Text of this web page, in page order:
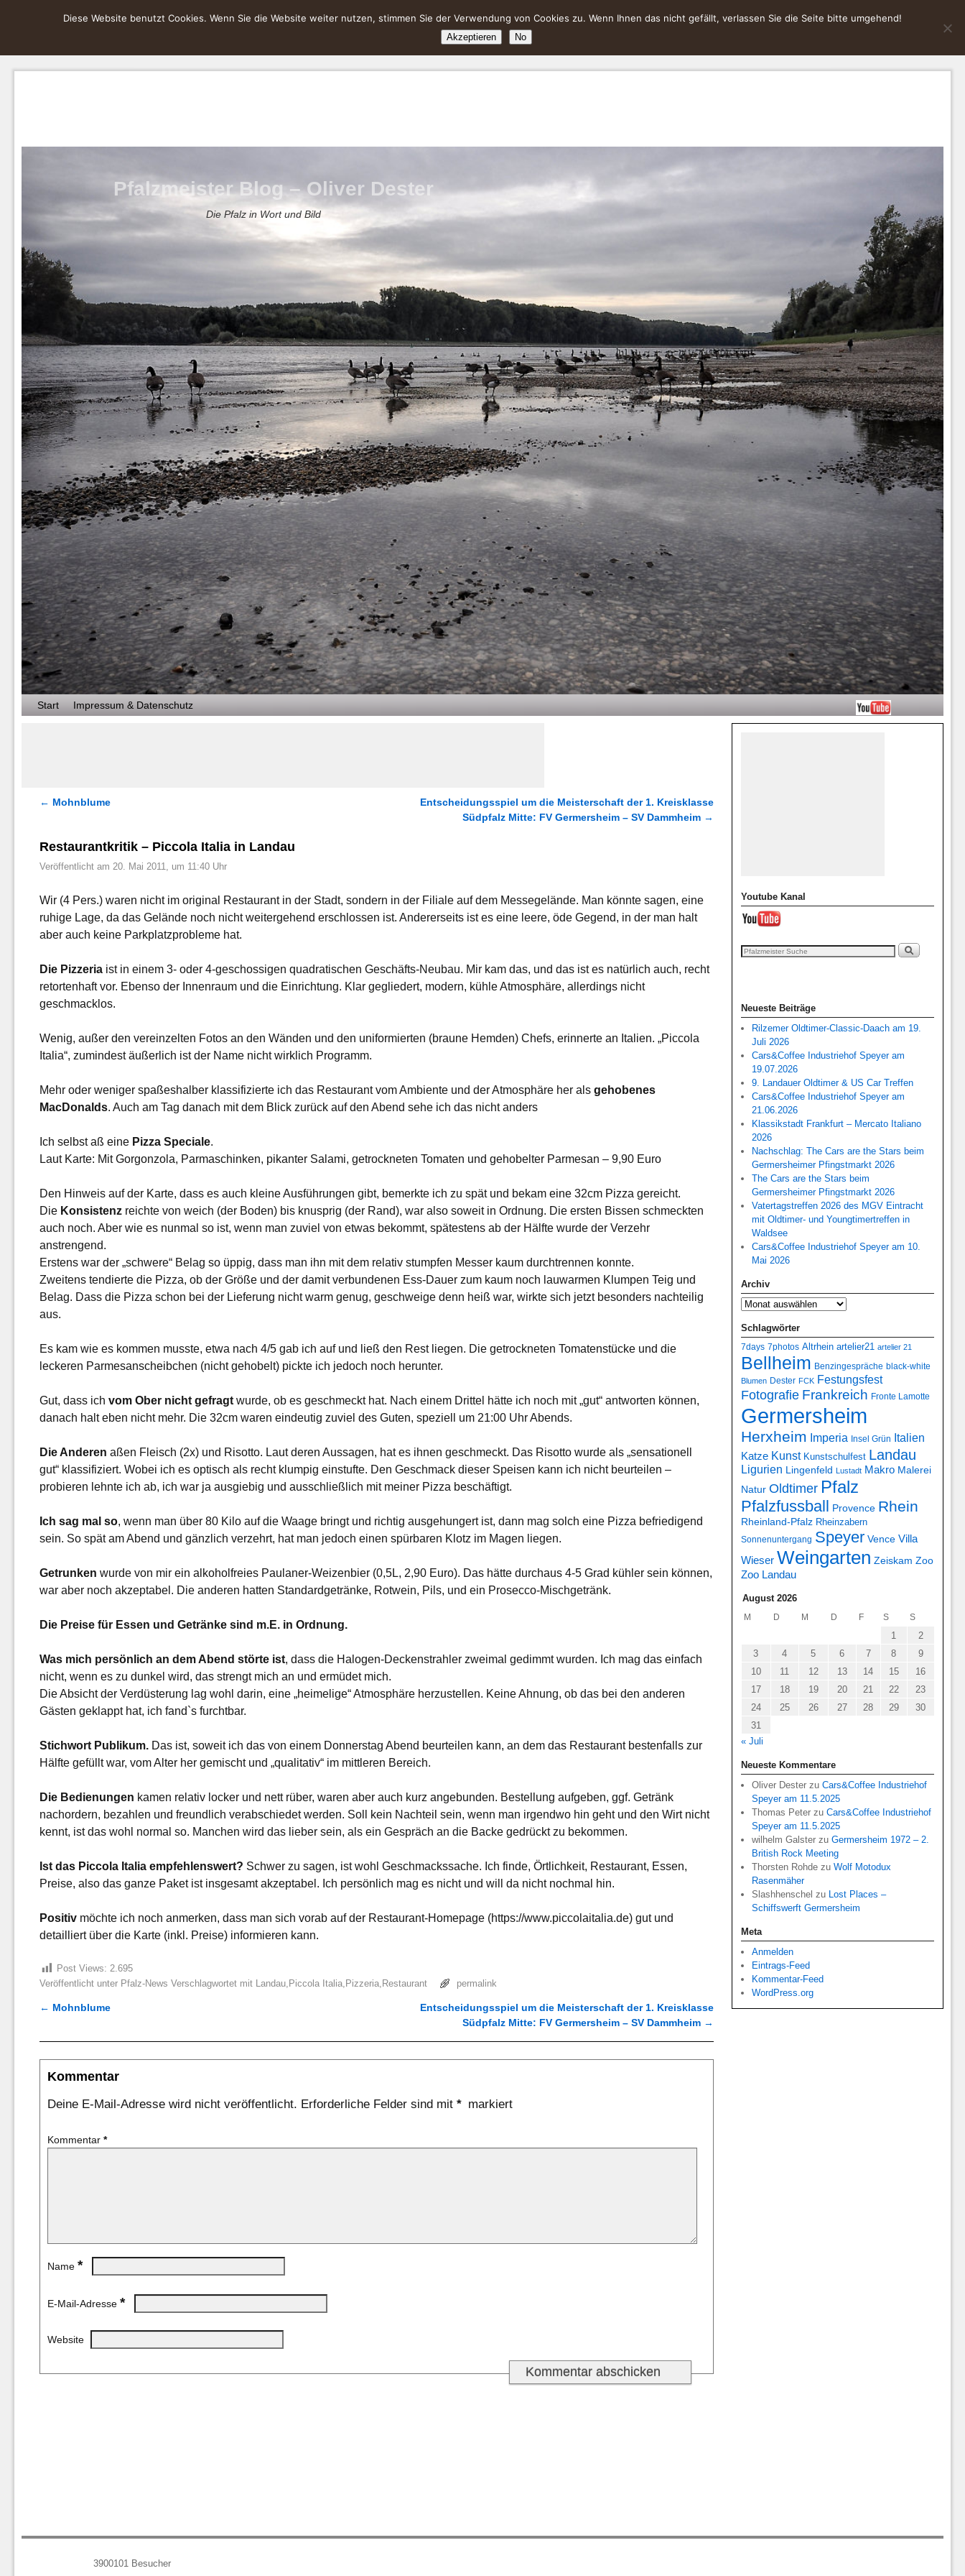
Pfalzmeister Blog – Oliver Dester
Die Pfalz in Wort und Bild
Zum Inhalt wechseln
Zum sekundären Inhalt wechseln
Start Impressum & Datenschutz
Artikelnavigation
← Mohnblume
Entscheidungsspiel um die Meisterschaft der 1. Kreisklasse
Südpfalz Mitte: FV Germersheim – SV Dammheim →
Restaurantkritik – Piccola Italia in Landau
Veröffentlicht am 20. Mai 2011, um 11:40 Uhr
Wir (4 Pers.) waren nicht im original Restaurant in der Stadt, sondern in der Filiale auf dem Messegelände. Man könnte sagen, eine
ruhige Lage, da das Gelände noch nicht weitergehend erschlossen ist. Andererseits ist es eine leere, öde Gegend, in der man halt
aber auch keine Parkplatzprobleme hat.
Die Pizzeria ist in einem 3- oder 4-geschossigen quadratischen Geschäfts-Neubau. Mir kam das, und das ist es natürlich auch, recht
retortenhaft vor. Ebenso der Innenraum und die Einrichtung. Klar gegliedert, modern, kühle Atmosphäre, allerdings nicht
geschmacklos.
Wenig, außer den vereinzelten Fotos an den Wänden und den uniformierten (braune Hemden) Chefs, erinnerte an Italien. „Piccola
Italia“, zumindest äußerlich ist der Name nicht wirklich Programm.
Mehr oder weniger spaßeshalber klassifizierte ich das Restaurant vom Ambiente und der Atmosphäre her als gehobenes
MacDonalds. Auch am Tag danach mit dem Blick zurück auf den Abend sehe ich das nicht anders
Ich selbst aß eine Pizza Speciale.
Laut Karte: Mit Gorgonzola, Parmaschinken, pikanter Salami, getrockneten Tomaten und gehobelter Parmesan – 9,90 Euro
Den Hinweis auf der Karte, dass es auch kleine Ausführungen gibt, bemerkte ich zu spät und bekam eine 32cm Pizza gereicht.
Die Konsistenz reichte von weich (der Boden) bis knusprig (der Rand), war also soweit in Ordnung. Die ersten Bissen schmeckten
auch noch. Aber wie es nunmal so ist, wenn man zuviel von etwas bekommt, spätestens ab der Hälfte wurde der Verzehr
anstrengend.
Erstens war der „schwere“ Belag so üppig, dass man ihn mit dem relativ stumpfen Messer kaum durchtrennen konnte.
Zweitens tendierte die Pizza, ob der Größe und der damit verbundenen Ess-Dauer zum kaum noch lauwarmen Klumpen Teig und
Belag. Dass die Pizza schon bei der Lieferung nicht warm genug, geschweige denn heiß war, wirkte sich jetzt besonders nachteilig
aus.
Es kam wie es kommen musste, etwa nach 4/5 gab ich auf und ließ den Rest liegen. Die getrockneten Tomatenstücke und die
leckeren Parmesanscheibchen (nicht gehobelt) pickte ich jedoch noch herunter.
Gut, dass ich vom Ober nicht gefragt wurde, ob es geschmeckt hat. Nach einem Drittel hätte ich noch mit „gut“ antworten können,
danach halt eben nicht mehr. Die 32cm waren eindeutig zuviel des Guten, speziell um 21:00 Uhr Abends.
Die Anderen aßen Fleisch (2x) und Risotto. Laut deren Aussagen, hat es ihnen geschmeckt. Das Risotto wurde als „sensationell
gut“ klassifiziert. Wobei ich es optisch als recht klumpig einstufte. Den Geschmack dieser Speisen kann ich nicht beurteilen –
probieren lehnte ich ab, ich war ja ausgiebig und ausschließlich mit meiner Pizza beschäftigt.
Ich sag mal so, wenn man über 80 Kilo auf die Waage bringt und richtig ausgehungert ist, dann mag solch eine Pizza befriedigend
sein. So spät am Abend und gänzlich verzehrt, hat man jedoch einen spürbaren Klotz im Magen liegen.
Getrunken wurde von mir ein alkoholfreies Paulaner-Weizenbier (0,5L, 2,90 Euro). Das hätte durchaus 4-5 Grad kühler sein können,
war aber noch akzeptabel. Die anderen hatten Standardgetränke, Rotwein, Pils, und ein Prosecco-Mischgetränk.
Die Preise für Essen und Getränke sind m.E. in Ordnung.
Was mich persönlich an dem Abend störte ist, dass die Halogen-Deckenstrahler zweimal gedimmt wurden. Ich mag das einfach
nicht, wenn es zu dunkel wird, das strengt mich an und ermüdet mich.
Die Absicht der Verdüsterung lag wohl darin, eine „heimelige“ Atmosphäre herzustellen. Keine Ahnung, ob das bei den anderen
Gästen geklappt hat, ich fand`s furchtbar.
Stichwort Publikum. Das ist, soweit ich das von einem Donnerstag Abend beurteilen kann, an dem das Restaurant bestenfalls zur
Hälfte gefüllt war, vom Alter her gemischt und „qualitativ“ im mittleren Bereich.
Die Bedienungen kamen relativ locker und nett rüber, waren aber auch kurz angebunden. Bestellung aufgeben, ggf. Getränk
nachordern, bezahlen und freundlich verabschiedet werden. Soll kein Nachteil sein, wenn man irgendwo hin geht und den Wirt nicht
kennt, ist das wohl normal so. Manchen wird das lieber sein, als ein Gespräch an die Backe gedrückt zu bekommen.
Ist das Piccola Italia empfehlenswert? Schwer zu sagen, ist wohl Geschmackssache. Ich finde, Örtlichkeit, Restaurant, Essen,
Preise, also das ganze Paket ist insgesamt akzeptabel. Ich persönlich mag es nicht und will da nicht nochmal hin.
Positiv möchte ich noch anmerken, dass man sich vorab auf der Restaurant-Homepage (https://www.piccolaitalia.de) gut und
detailliert über die Karte (inkl. Preise) informieren kann.
Post Views: 2.695
Veröffentlicht unter Pfalz-News Verschlagwortet mit Landau Piccola Italia Pizzeria Restaurant permalink
Artikelnavigation
← Mohnblume
Entscheidungsspiel um die Meisterschaft der 1. Kreisklasse
Südpfalz Mitte: FV Germersheim – SV Dammheim →
Kommentar
Deine E-Mail-Adresse wird nicht veröffentlicht. Erforderliche Felder sind mit * markiert
Kommentar *
Name *
E-Mail-Adresse *
Website
Youtube Kanal
Neueste Beiträge
Rilzemer Oldtimer-Classic-Daach am 19.
Juli 2026
Cars&Coffee Industriehof Speyer am
19.07.2026
9. Landauer Oldtimer & US Car Treffen
Cars&Coffee Industriehof Speyer am
21.06.2026
Klassikstadt Frankfurt – Mercato Italiano
2026
Nachschlag: The Cars are the Stars beim
Germersheimer Pfingstmarkt 2026
The Cars are the Stars beim
Germersheimer Pfingstmarkt 2026
Vatertagstreffen 2026 des MGV Eintracht
mit Oldtimer- und Youngtimertreffen in
Waldsee
Cars&Coffee Industriehof Speyer am 10.
Mai 2026
Archiv
Schlagwörter
7days 7photos Altrhein artelier21 artelier 21
Bellheim Benzingespräche black-white
Blumen Dester FCK Festungsfest
Fotografie Frankreich Fronte Lamotte
Germersheim
Herxheim Imperia Insel Grün Italien
Katze Kunst Kunstschulfest Landau
Ligurien Lingenfeld Lustadt Makro Malerei
Natur Oldtimer Pfalz
Pfalzfussball Provence Rhein
Rheinland-Pfalz Rheinzabern
Sonnenuntergang Speyer Vence Villa
Wieser Weingarten Zeiskam Zoo
Zoo Landau
August 2026
M D M D F S S
1
2
3
4 5 6 7 8
9
10
11 12 13 14 15
16
17
18 19 20 21 22
23
24
25 26 27 28 29
30
31
« Juli
Neueste Kommentare
Oliver Dester zuCars&Coffee Industriehof
Speyer am 11.5.2025
Thomas Peter zuCars&Coffee Industriehof
Speyer am 11.5.2025
wilhelm Galster zuGermersheim 1972 – 2.
British Rock Meeting
Thorsten Rohde zuWolf Motodux
Rasenmäher
Slashhenschel zu Lost Places –
Schiffswerft Germersheim
Meta
Anmelden
Eintrags-Feed
Kommentar-Feed
WordPress.org
3900101Besucher
Diese Website benutzt Cookies. Wenn Sie die Website weiter nutzen, stimmen Sie der Verwendung von Cookies zu. Wenn Ihnen das nicht gefällt, verlassen Sie die Seite bitte umgehend!
Akzeptieren No